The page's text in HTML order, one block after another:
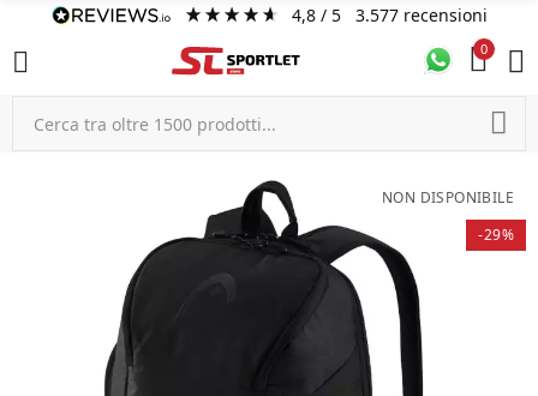
4,8/ 5 3.577 recensioni
0
NON DISPONIBILE
-29%